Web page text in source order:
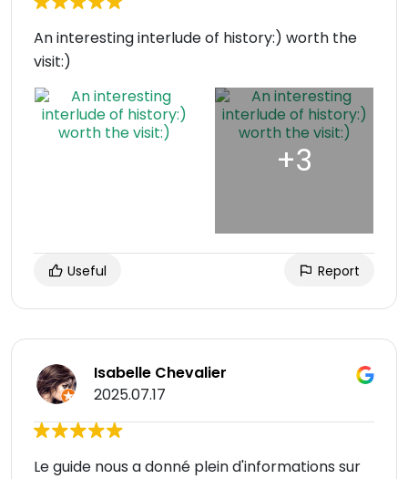
An interesting interlude of history:) worth the
visit:)
Useful Report
Isabelle Chevalier
2025.07.17
Le guide nous a donné plein d'informations sur